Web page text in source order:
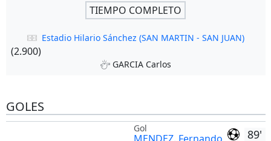
TIEMPO COMPLETO
Estadio Hilario Sánchez (SAN MARTIN - SAN JUAN)
(2.900)
GARCIA Carlos
GOLES
89'
Gol